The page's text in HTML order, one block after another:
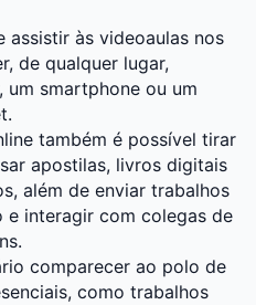
assistir às videoaulas nos
de qualquer lugar,
smartphone ou um
também é possível tirar
apostilas, livros digitais
além de enviar trabalhos
interagir com colegas de
comparecer ao polo de
como trabalhos